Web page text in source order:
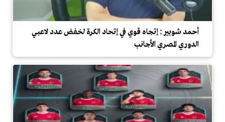
أحمد شوبير : إتجاه قوي في إتحاد الكرة لخفض عدد لاعبي
الدوري المصري الأجانب